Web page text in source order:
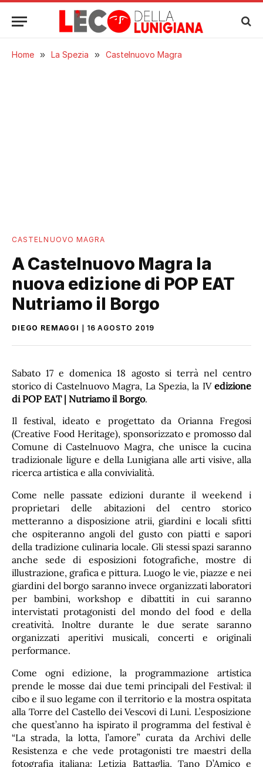
Home » La Spezia » Castelnuovo Magra
CASTELNUOVO MAGRA
A Castelnuovo Magra la
nuova edizione di POP EAT
Nutriamo il Borgo
DIEGO REMAGGI 16 AGOSTO 2019
Sabato 17 e domenica 18 agosto si terrà nel centro
storico di Castelnuovo Magra, La Spezia, la IV edizione
di POP EAT | Nutriamo il Borgo.
Il festival, ideato e progettato da Orianna Fregosi
(Creative Food Heritage), sponsorizzato e promosso dal
Comune di Castelnuovo Magra, che unisce la cucina
tradizionale ligure e della Lunigiana alle arti visive, alla
ricerca artistica e alla convivialità.
Come nelle passate edizioni durante il weekend i
proprietari delle abitazioni del centro storico
metteranno a disposizione atrii, giardini e locali sfitti
che ospiteranno angoli del gusto con piatti e sapori
della tradizione culinaria locale. Gli stessi spazi saranno
anche sede di esposizioni fotografiche, mostre di
illustrazione, grafica e pittura. Luogo le vie, piazze e nei
giardini del borgo saranno invece organizzati laboratori
per bambini, workshop e dibattiti in cui saranno
intervistati protagonisti del mondo del food e della
creatività. Inoltre durante le due serate saranno
organizzati aperitivi musicali, concerti e originali
performance.
Come ogni edizione, la programmazione artistica
prende le mosse dai due temi principali del Festival: il
cibo e il suo legame con il territorio e la mostra ospitata
alla Torre del Castello dei Vescovi di Luni. L’esposizione
che quest’anno ha ispirato il programma del festival è
“La strada, la lotta, l’amore” curata da Archivi delle
Resistenza e che vede protagonisti tre maestri della
fotografia italiana: Letizia Battaglia, Tano D’Amico e